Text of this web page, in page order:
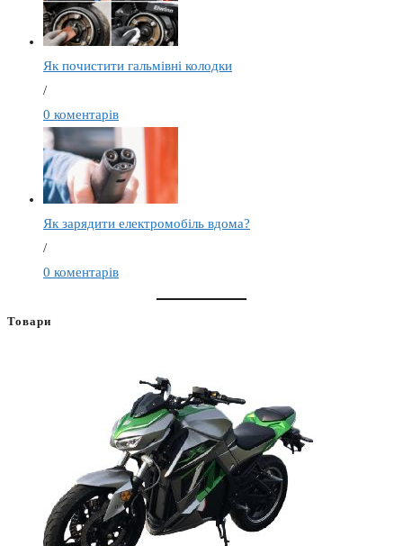
Як почистити гальмівні колодки
/
0 коментарів
Як зарядити електромобіль вдома?
/
0 коментарів
Товари